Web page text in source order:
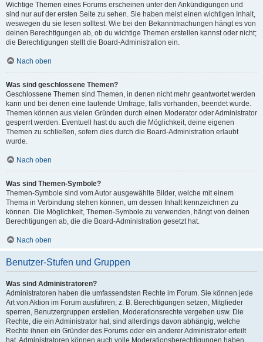
Wichtige Themen eines Forums erscheinen unter den Ankündigungen und
sind nur auf der ersten Seite zu sehen. Sie haben meist einen wichtigen Inhalt,
weswegen du sie lesen solltest. Wie bei den Bekanntmachungen hängt es von
deinen Berechtigungen ab, ob du wichtige Themen erstellen kannst oder nicht;
die Berechtigungen stellt die Board-Administration ein.
Nach oben
Was sind geschlossene Themen?
Geschlossene Themen sind Themen, in denen nicht mehr geantwortet werden
kann und bei denen eine laufende Umfrage, falls vorhanden, beendet wurde.
Themen können aus vielen Gründen durch einen Moderator oder Administrator
gesperrt werden. Eventuell hast du auch die Möglichkeit, deine eigenen
Themen zu schließen, sofern dies durch die Board-Administration erlaubt
wurde.
Nach oben
Was sind Themen-Symbole?
Themen-Symbole sind vom Autor ausgewählte Bilder, welche mit einem
Thema in Verbindung stehen können, um dessen Inhalt kennzeichnen zu
können. Die Möglichkeit, Themen-Symbole zu verwenden, hängt von deinen
Berechtigungen ab, die die Board-Administration gesetzt hat.
Nach oben
Benutzer-Stufen und Gruppen
Was sind Administratoren?
Administratoren haben die umfassendsten Rechte im Forum. Sie können jede
Art von Aktion im Forum ausführen; z. B. Berechtigungen setzen, Mitglieder
sperren, Benutzergruppen erstellen, Moderationsrechte vergeben usw. Die
Rechte, die ein Administrator hat, sind allerdings davon abhängig, welche
Rechte ihnen ein Gründer des Forums oder ein anderer Administrator erteilt
hat. Administratoren können auch volle Moderationsberechtigungen haben,